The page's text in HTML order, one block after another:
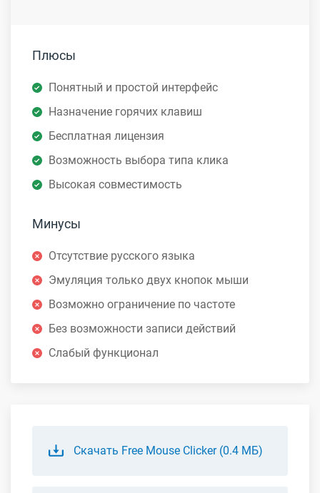
Плюсы
Понятный и простой интерфейс
Назначение горячих клавиш
Бесплатная лицензия
Возможность выбора типа клика
Высокая совместимость
Минусы
Отсутствие русского языка
Эмуляция только двух кнопок мыши
Возможно ограничение по частоте
Без возможности записи действий
Слабый функционал
Скачать Free Mouse Clicker (0.4 МБ)